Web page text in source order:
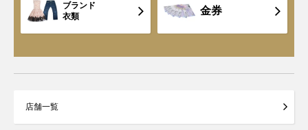
ブランド
衣類
金券
店舗一覧